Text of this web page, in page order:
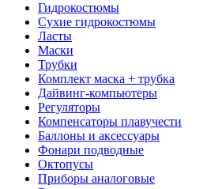
Гидрокостюмы
Сухие гидрокостюмы
Ласты
Маски
Трубки
Комплект маска + трубка
Дайвинг-компьютеры
Регуляторы
Компенсаторы плавучести
Баллоны и аксессуары
Фонари подводные
Октопусы
Приборы аналоговые